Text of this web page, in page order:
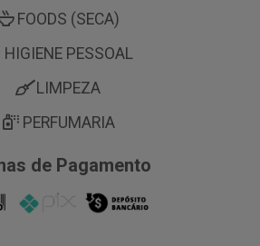
FOODS (SECA)
HIGIENE PESSOAL
LIMPEZA
PERFUMARIA
de Pagamento